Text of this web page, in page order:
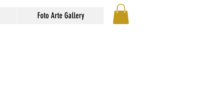
Foto Arte Gallery